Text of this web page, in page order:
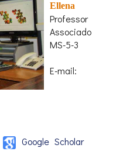
Ellena
Professor
Associado
MS-5-3
E-mail:
Google Scholar